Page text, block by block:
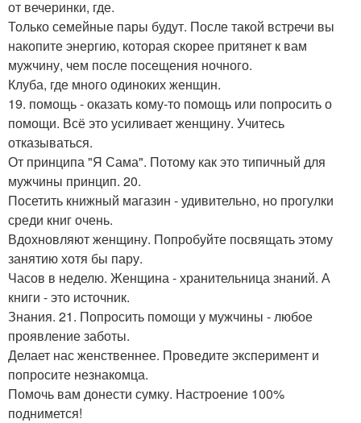
от вечеринки, где.
Только семейные пары будут. После такой встречи вы
накопите энергию, которая скорее притянет к вам
мужчину, чем после посещения ночного.
Клуба, где много одиноких женщин.
19. помощь - оказать кому-то помощь или попросить о
помощи. Всё это усиливает женщину. Учитесь
отказываться.
От принципа "Я Сама". Потому как это типичный для
мужчины принцип. 20.
Посетить книжный магазин - удивительно, но прогулки
среди книг очень.
Вдохновляют женщину. Попробуйте посвящать этому
занятию хотя бы пару.
Часов в неделю. Женщина - хранительница знаний. А
книги - это источник.
Знания. 21. Попросить помощи у мужчины - любое
проявление заботы.
Делает нас женственнее. Проведите эксперимент и
попросите незнакомца.
Помочь вам донести сумку. Настроение 100%
поднимется!